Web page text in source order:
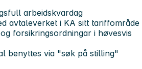
arbeidskvardag
avtaleverket i KA sitt tariffområde
forsikringsordningar i høvesvis
benyttes via "søk på stilling"